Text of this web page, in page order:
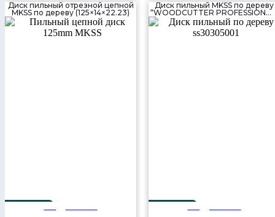
Диск пильный отрезной цепной
MKSS по дереву (125×14×22.23)
Диск пильный MKSS по дереву
“WOODCUTTER
(305×48T×30 мм)